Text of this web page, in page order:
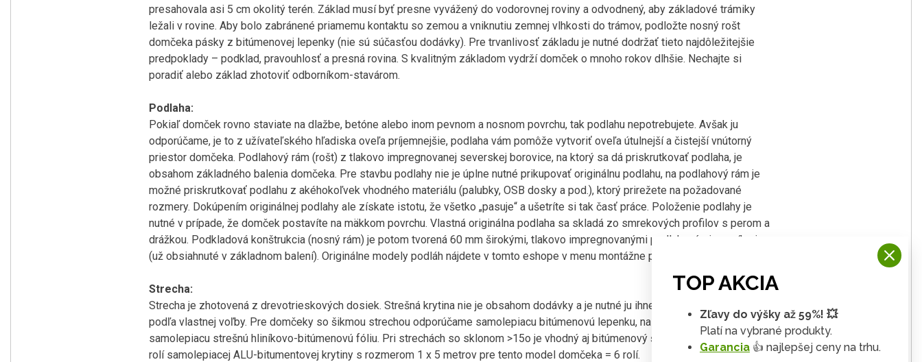
presahovala asi 5 cm okolitý terén. Základ musí byť presne vyvážený do vodorovnej roviny a odvodnený, aby základové trámiky
ležali v rovine. Aby bolo zabránené priamemu kontaktu so zemou a vniknutiu zemnej vlhkosti do trámov, podložte nosný rošt
domčeka pásky z bitúmenovej lepenky (nie sú súčasťou dodávky). Pre trvanlivosť základu je nutné dodržať tieto najdôležitejšie
predpoklady – podklad, pravouhlosť a presná rovina. S kvalitným základom vydrží domček o mnoho rokov dlhšie. Nechajte si
poradiť alebo základ zhotoviť odborníkom-stavárom.
Podlaha:
Pokiaľ domček rovno staviate na dlažbe, betóne alebo inom pevnom a nosnom povrchu, tak podlahu nepotrebujete. Avšak ju
odporúčame, je to z užívateľského hľadiska oveľa príjemnejšie, podlaha vám pomôže vytvoriť oveľa útulnejší a čistejší vnútorný
priestor domčeka. Podlahový rám (rošt) z tlakovo impregnovanej severskej borovice, na ktorý sa dá priskrutkovať podlaha, je
obsahom základného balenia domčeka. Pre stavbu podlahy nie je úplne nutné prikupovať originálnu podlahu, na podlahový rám je
možné priskrutkovať podlahu z akéhokoľvek vhodného materiálu (palubky, OSB dosky a pod.), ktorý prirežete na požadované
rozmery. Dokúpením originálnej podlahy ale získate istotu, že všetko „pasuje“ a ušetríte si tak časť práce. Položenie podlahy je
nutné v prípade, že domček postavíte na mäkkom povrchu. Vlastná originálna podlaha sa skladá zo smrekových profilov s perom a
drážkou. Podkladová konštrukcia (nosný rám) je potom tvorená 60 mm širokými, tlakovo impregnovanými podlahovými nosníkmi
(už obsiahnuté v základnom balení). Originálne modely podláh nájdete v tomto eshope v menu montážne príslušenstvo KARIBU.
Strecha:
Strecha je zhotovená z drevotrieskových dosiek. Strešná krytina nie je obsahom dodávky a je nutné ju ihneď po stavbe doplniť
podľa vlastnej voľby. Pre domčeky so šikmou strechou odporúčame samolepiacu bitúmenovú lepenku, na ploché strechy
samolepiacu strešnú hliníkovo-bitúmenovú fóliu. Pri strechách so sklonom >15o je vhodný aj bitúmenový šindeľ. Potrebný počet
rolí samolepiacej ALU-bitumentovej krytiny s rozmerom 1 x 5 metrov pre tento model domčeka = 6 rolí.
TOP AKCIA
Zľavy do výšky až 59%! 💥
Platí na vybrané produkty.
Garancia 👍 najlepšej ceny na trhu.